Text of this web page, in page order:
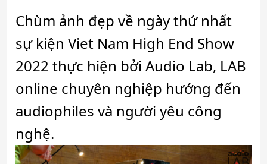
Chùm ảnh đẹp về ngày thứ nhất
sự kiện Viet Nam High End Show
2022 thực hiện bởi Audio Lab, LAB
online chuyên nghiệp hướng đến
audiophiles và người yêu công
nghệ.